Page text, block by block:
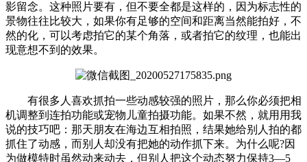
影留念。这种照片要有，但不要全都是这样的，因为标志性的
景物往往比较大，如果你有足够的空间和距离当然能拍好，不
然的化，可以考虑拍它的某个角落，或者拍它的纹理，也能出
现意想不到的效果。
有很多人喜欢抓拍一些动感较强的照片，那么你必须把相
机调整到连拍功能或宠物儿童拍摄功能。如果不然，就用用我
说的技巧吧：那天朋友在海边互相拍照，结果她给别人拍的都
抓住了动感，而别人却没有把她的动作抓下来。为什么呢?因
为做模特时虽然动来动去，但别人把这个动态努力保持3—5